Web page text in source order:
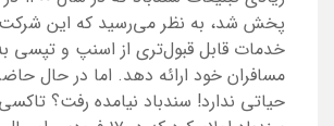
پخش شد، به نظر می‌رسید که این شرکت
خدمات قابل قبول‌تری از اسنپ و تپسی
مسافران خود ارائه دهد. اما در حال
حیاتی ندارد! سندباد نیامده رفت؟ تاکسی